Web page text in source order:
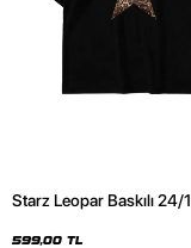
Starz Leopar Baskılı 24/1
599,00 TL